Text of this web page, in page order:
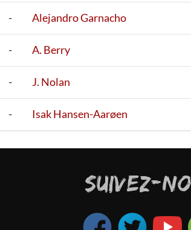
- Alejandro Garnacho
- A. Berry
- J. Nolan
- Isak Hansen-Aarøen
SUIVEZ-